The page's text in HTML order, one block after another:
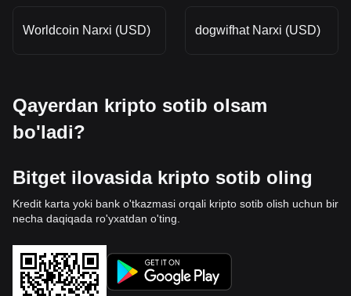
Worldcoin Narxi (USD) dogwifhat Narxi (USD)
Qayerdan kripto sotib olsam
bo'ladi?
Bitget ilovasida kripto sotib oling
Kredit karta yoki bank o'tkazmasi orqali kripto sotib olish uchun bir
necha daqiqada ro'yxatdan o'ting.